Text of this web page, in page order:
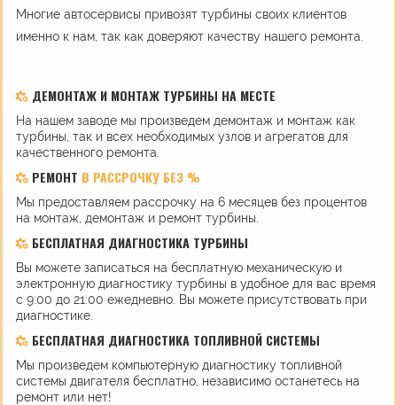
Многие автосервисы привозят турбины своих клиентов
именно к нам, так как доверяют качеству нашего ремонта.
ДЕМОНТАЖ И МОНТАЖ ТУРБИНЫ НА МЕСТЕ
На нашем заводе мы произведем демонтаж и монтаж как
турбины, так и всех необходимых узлов и агрегатов для
качественного ремонта.
РЕМОНТ В РАССРОЧКУ БЕЗ %
Мы предоставляем рассрочку на 6 месяцев без процентов
на монтаж, демонтаж и ремонт турбины.
БЕСПЛАТНАЯ ДИАГНОСТИКА ТУРБИНЫ
Вы можете записаться на бесплатную механическую и
электронную диагностику турбины в удобное для вас время
с 9:00 до 21:00 ежедневно. Вы можете присутствовать при
диагностике.
БЕСПЛАТНАЯ ДИАГНОСТИКА ТОПЛИВНОЙ СИСТЕМЫ
Мы произведем компьютерную диагностику топливной
системы двигателя бесплатно, независимо останетесь на
ремонт или нет!